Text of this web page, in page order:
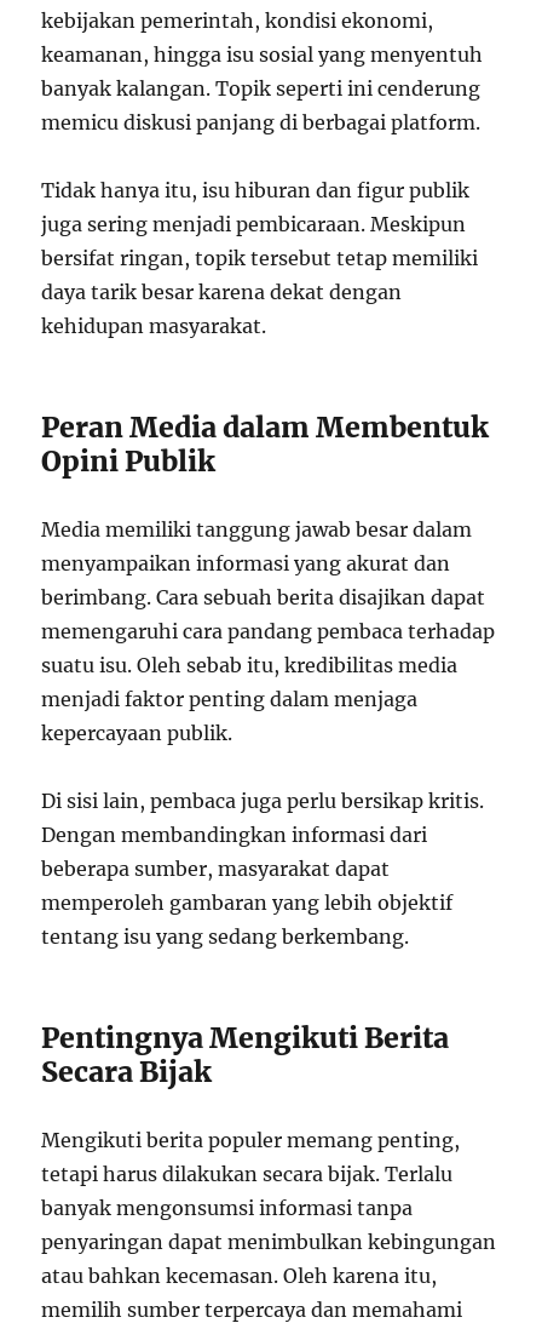
kebijakan pemerintah, kondisi ekonomi,
keamanan, hingga isu sosial yang menyentuh
banyak kalangan. Topik seperti ini cenderung
memicu diskusi panjang di berbagai platform.
Tidak hanya itu, isu hiburan dan figur publik
juga sering menjadi pembicaraan. Meskipun
bersifat ringan, topik tersebut tetap memiliki
daya tarik besar karena dekat dengan
kehidupan masyarakat.
Peran Media dalam Membentuk
Opini Publik
Media memiliki tanggung jawab besar dalam
menyampaikan informasi yang akurat dan
berimbang. Cara sebuah berita disajikan dapat
memengaruhi cara pandang pembaca terhadap
suatu isu. Oleh sebab itu, kredibilitas media
menjadi faktor penting dalam menjaga
kepercayaan publik.
Di sisi lain, pembaca juga perlu bersikap kritis.
Dengan membandingkan informasi dari
beberapa sumber, masyarakat dapat
memperoleh gambaran yang lebih objektif
tentang isu yang sedang berkembang.
Pentingnya Mengikuti Berita
Secara Bijak
Mengikuti berita populer memang penting,
tetapi harus dilakukan secara bijak. Terlalu
banyak mengonsumsi informasi tanpa
penyaringan dapat menimbulkan kebingungan
atau bahkan kecemasan. Oleh karena itu,
memilih sumber terpercaya dan memahami